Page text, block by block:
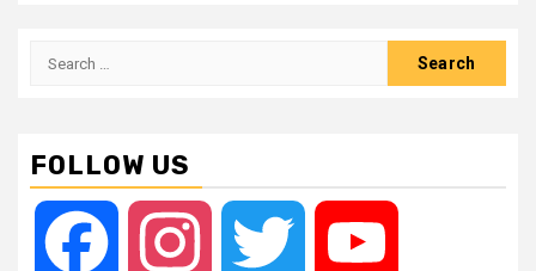
Search
FOLLOW US
Facebook Instagram Twitter